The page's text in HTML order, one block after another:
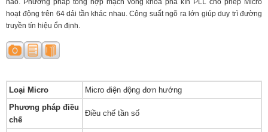
nào. Phương pháp tổng hợp mạch vòng khóa pha kín PLL cho phép Micro
hoạt động trên 64 dải tần khác nhau. Công suất ngõ ra lớn giúp duy trì đường
truyền tín hiệu ổn định.
Loại Micro
Micro điện động đơn hướng
Phương pháp điều
chế
Điều chế tần số